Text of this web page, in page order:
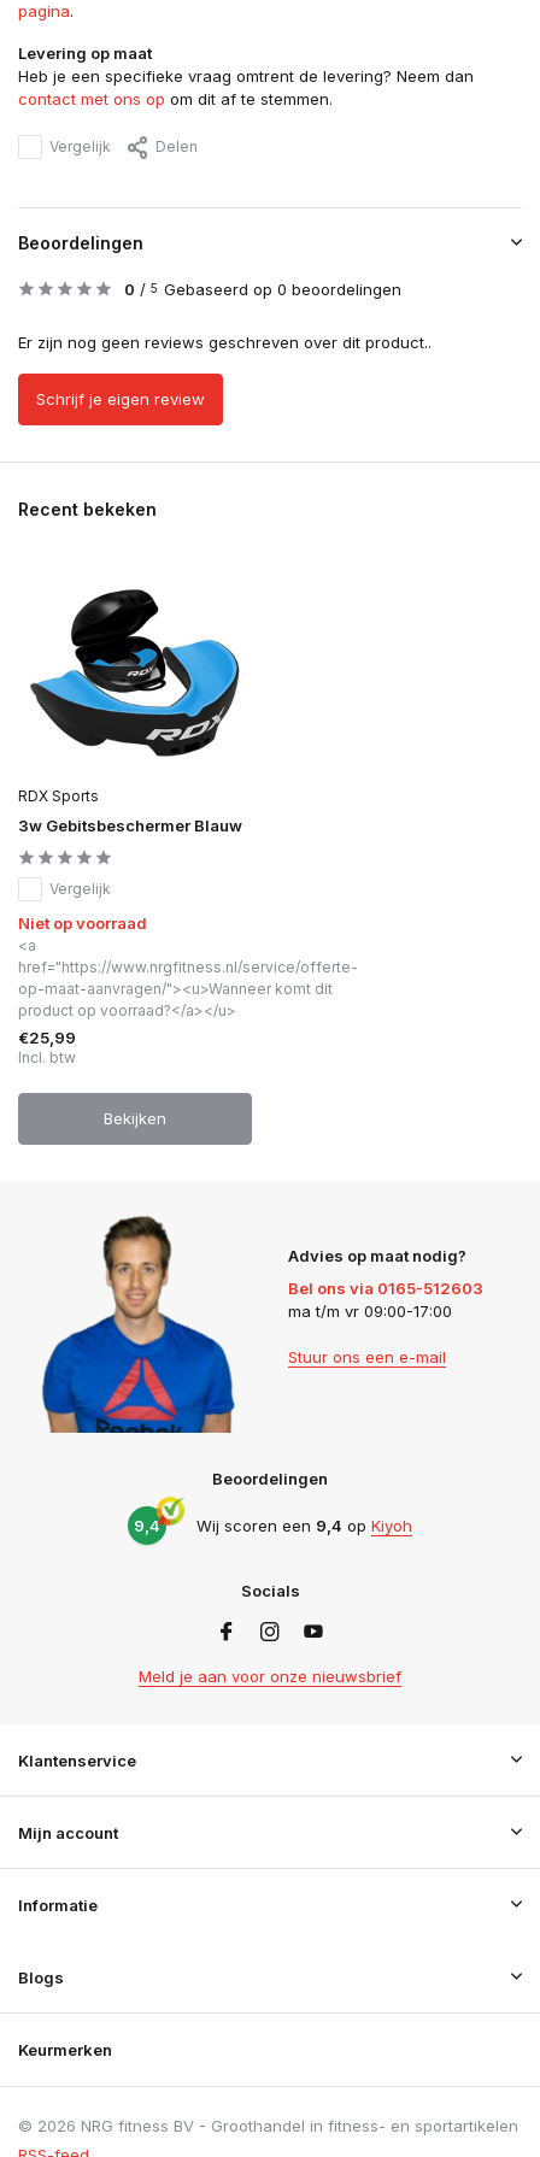
pagina.
Levering op maat
Heb je een specifieke vraag omtrent de levering? Neem dan
contact met ons op om dit af te stemmen.
Vergelijk Delen
Beoordelingen
0 / 5 Gebaseerd op 0 beoordelingen
Er zijn nog geen reviews geschreven over dit product..
Schrijf je eigen review
Recent bekeken
RDX Sports
3w Gebitsbeschermer Blauw
Vergelijk
Niet op voorraad
<a
href="https://www.nrgfitness.nl/service/offerte-
op-maat-aanvragen/"><u>Wanneer komt dit
product op voorraad?</a></u>
€25,99
Incl. btw
Bekijken
Advies op maat nodig?
Bel ons via 0165-512603
ma t/m vr 09:00-17:00
Stuur ons een e-mail
Beoordelingen
9,4 Wij scoren een 9,4 op Kiyoh
Socials
Meld je aan voor onze nieuwsbrief
Klantenservice
Mijn account
Informatie
Blogs
Keurmerken
© 2026 NRG fitness BV - Groothandel in fitness- en sportartikelen